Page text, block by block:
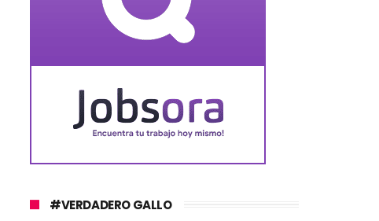
#VERDADERO GALLO